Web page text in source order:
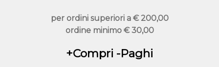
per ordini superiori a € 200,00
ordine minimo€ 30,00
+Compri -Paghi